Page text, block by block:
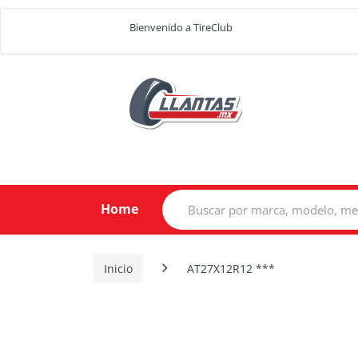
Bienvenido a TireClub
Home
Search
for:
Inicio AT27X12R12 ***